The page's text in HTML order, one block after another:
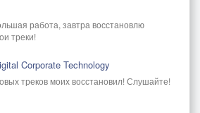
работа, завтра восстановлю
треки!
Corporate Technology
треков моих восстановил! Слушайте!